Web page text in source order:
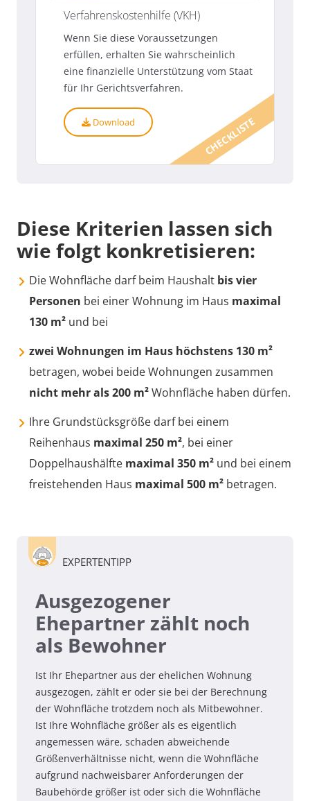
CHECKLISTE
Verfahrenskostenhilfe (VKH)
Wenn Sie diese Voraussetzungen
erfüllen, erhalten Sie wahrscheinlich
eine finanzielle Unterstützung vom Staat
für Ihr Gerichtsverfahren.
Download
Diese Kriterien lassen sich
wie folgt konkretisieren:
Die Wohnfläche darf beim Haushalt bis vier
Personen bei einer Wohnung im Haus maximal
130 m² und bei
zwei Wohnungen im Haus höchstens 130 m²
betragen, wobei beide Wohnungen zusammen
nicht mehr als 200 m²Wohnfläche haben dürfen.
Ihre Grundstücksgröße darf bei einem
Reihenhaus maximal 250 m², bei einer
Doppelhaushälfte maximal 350 m² und bei einem
freistehenden Haus maximal 500 m² betragen.
EXPERTENTIPP
Ausgezogener
Ehepartner zählt noch
als Bewohner
Ist Ihr Ehepartner aus der ehelichen Wohnung
ausgezogen, zählt er oder sie bei der Berechnung
der Wohnfläche trotzdem noch als Mitbewohner.
Ist Ihre Wohnfläche größer als es eigentlich
angemessen wäre, schaden abweichende
Größenverhältnisse nicht, wenn die Wohnfläche
aufgrund nachweisbarer Anforderungen der
Baubehörde größer ist oder sich die Wohnfläche